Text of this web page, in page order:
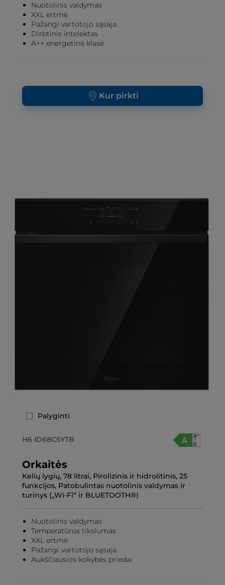
Nuotolinis valdymas
XXL ertmė
Pažangi vartotojo sąsaja
Dirbtinis intelektas
A++ energetinė klasė
Kur pirkti
Palyginti
H6 ID68C5YTB
Orkaitės
Kelių lygių, 78 litrai, Pirolizinis ir hidrolitinis, 25
funkcijos, Patobulintas nuotolinis valdymas ir
turinys („Wi-Fi“ ir BLUETOOTH®)
Nuotolinis valdymas
Temperatūros tikslumas
XXL ertmė
Pažangi vartotojo sąsaja
Aukščiausios kokybės priedai